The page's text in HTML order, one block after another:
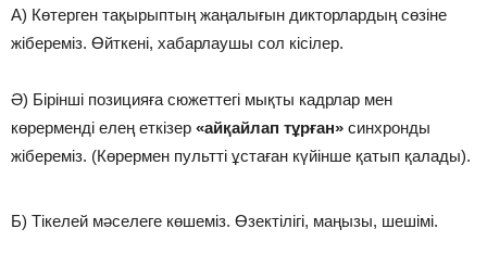
А) Көтерген тақырыптың жаңалығын дикторлардың сөзіне
жібереміз. Өйткені, хабарлаушы сол кісілер.
Ә) Бірінші позицияға сюжеттегі мықты кадрлар мен
көрерменді елең еткізер «айқайлап тұрған» синхронды
жібереміз. (Көрермен пультті ұстаған күйінше қатып қалады).
Б) Тікелей мәселеге көшеміз. Өзектілігі, маңызы, шешімі.